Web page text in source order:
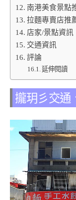
南港美食景點
拉麵專賣店推
店家/景點資訊
交通資訊
評論
延伸閱讀
攏玥彡交通